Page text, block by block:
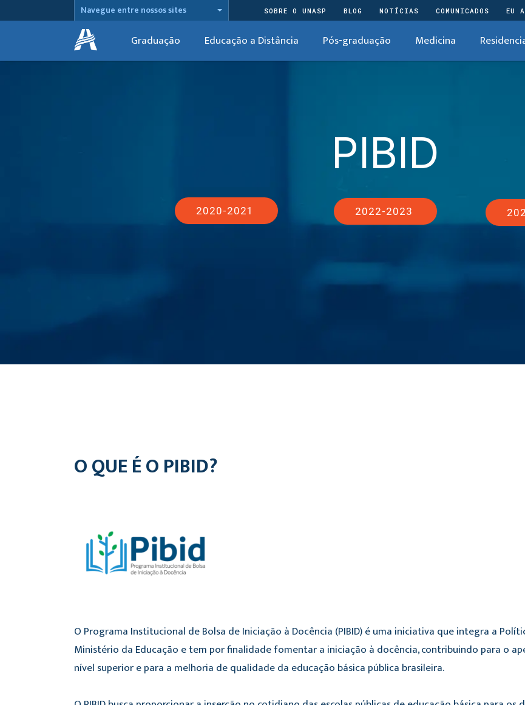
Navegue entre nossos sites SOBRE O UNASP BLOG NOTÍCIAS COMUNICADOS EU
Graduação Educação a Distância Pós-graduação Medicina
2022-2023
2020-2021
PIBID
O QUE É O PIBID?
O Programa Institucional de Bolsa de Iniciação à Docência (PIBID) é uma iniciativa que integra a
Ministério da Educação e tem por finalidade fomentar a iniciação à docência, contribuindo para o
nível superior e para a melhoria de qualidade da educação básica pública brasileira.